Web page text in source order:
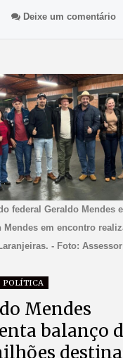
Deixe um comentário
federal Geraldo Mendes
Mendes em encontro
- Foto:
POLÍTICA
Mendes
balanço